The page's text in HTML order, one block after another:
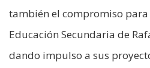
también el compromiso para
Educación Secundaria de
dando impulso a sus